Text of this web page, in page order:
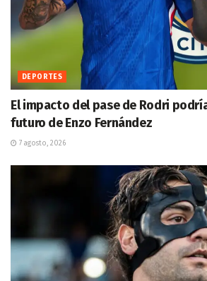
DEPORTES
El impacto del pase de Rodri
futuro de Enzo Fernández
7 agosto, 2026